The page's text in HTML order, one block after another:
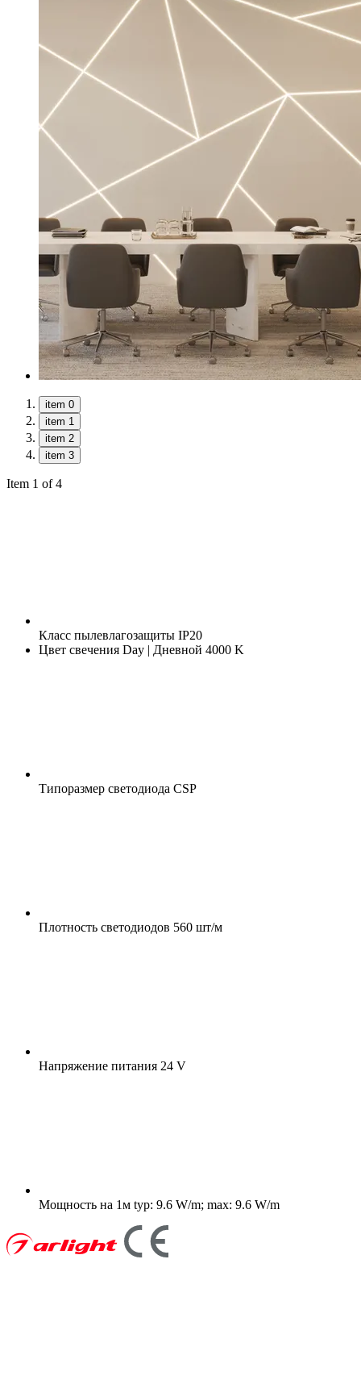
item 0
item 1
item 2
item 3
Item 1 of 4
Класс пылевлагозащиты IP20
Цвет свечения Day | Дневной 4000 K
Типоразмер светодиода CSP
Плотность светодиодов 560 шт/м
Напряжение питания 24 V
Мощность на 1м typ: 9.6 W/m; max: 9.6 W/m